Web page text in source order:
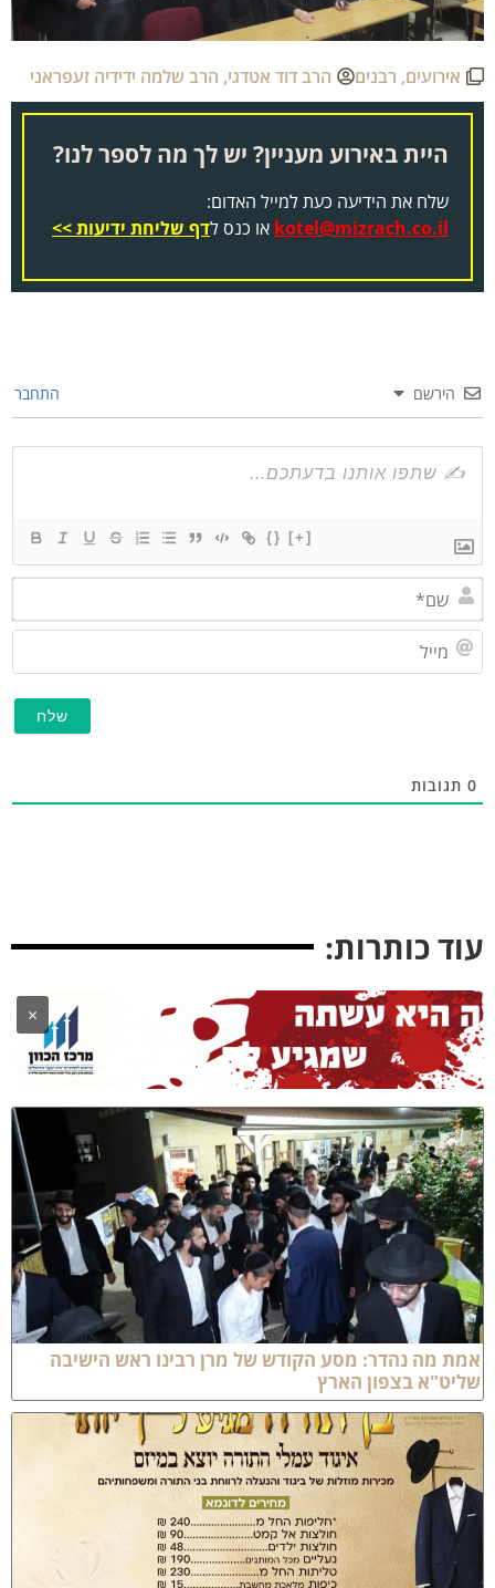
אירועים,רבנים הרב דוד אטדגי,הרב שלמה ידידיה זעפראני
היית באירוע מעניין? יש לך מה לספר לנו?
שלח את הידיעה כעת למייל האדום:
kotel@mizrach.co.ilאו כנס לדף שליחת ידיעות >>
הירשם התחבר
{}
תגובות
כותרות:
×
מה נהדר: מסע הקודש של מרן רבינו ראש הישיבה
בצפון הארץ